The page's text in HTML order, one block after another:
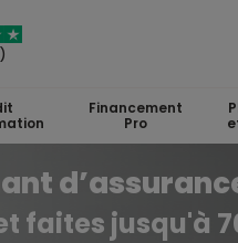
Financement
Pro
faites jusqu'à